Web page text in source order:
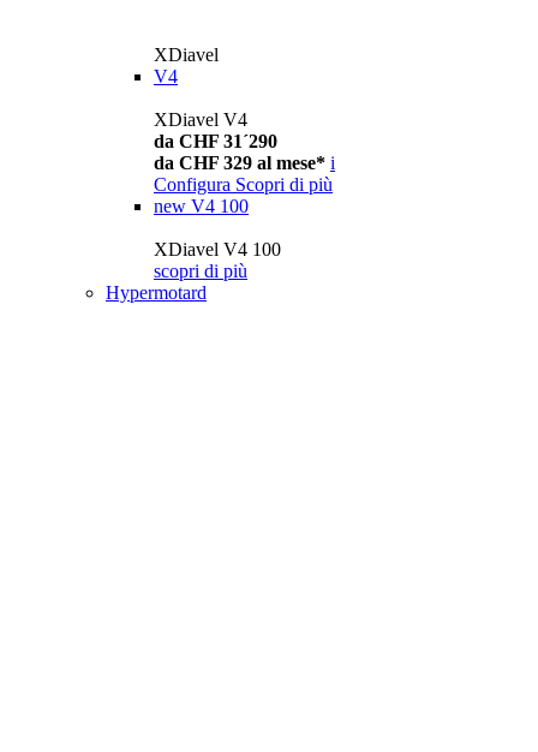
XDiavel
V4
XDiavel V4
da CHF 31´290
da CHF 329 al mese* i
Configura Scopri di più
new V4 100
XDiavel V4 100
scopri di più
Hypermotard